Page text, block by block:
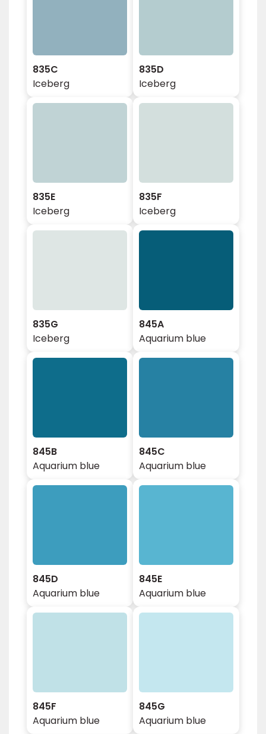
835C
Iceberg
835D
Iceberg
835E
Iceberg
835F
Iceberg
835G
Iceberg
845A
Aquarium blue
845B
Aquarium blue
845C
Aquarium blue
845D
Aquarium blue
845E
Aquarium blue
845F
Aquarium blue
845G
Aquarium blue